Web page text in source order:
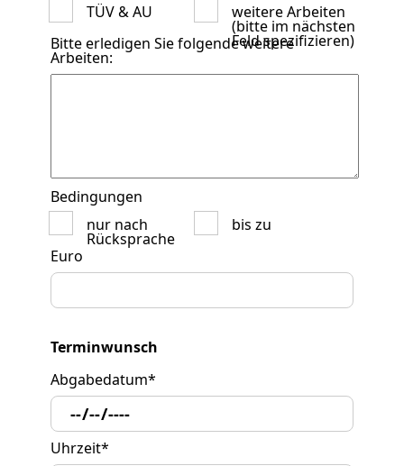
TÜV & AU
weitere Arbeiten
(bitte im nächsten
Feld spezifizieren)
Bitte erledigen Sie folgende weitere
Arbeiten:
Bedingungen
nur nach
Rücksprache
bis zu
Euro
Terminwunsch
Abgabedatum*
Uhrzeit*